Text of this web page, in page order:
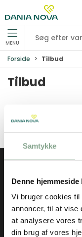
Samtykke
Denne
Vi bruger cookies
annoncer, til at vise
at analysere vores
din brug af vores
MENU
Forside Tilbud
Tilbud
Se alle de
nu
Dania Nova
Totalleverandør af
Nyholms Allé 32 -
36 41 51 01
dn@danianova.dk
CVR 87704912